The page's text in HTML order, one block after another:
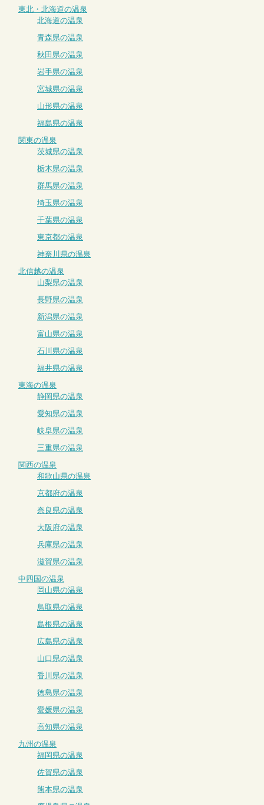
東北・北海道の温泉
北海道の温泉
青森県の温泉
秋田県の温泉
岩手県の温泉
宮城県の温泉
山形県の温泉
福島県の温泉
関東の温泉
茨城県の温泉
栃木県の温泉
群馬県の温泉
埼玉県の温泉
千葉県の温泉
東京都の温泉
神奈川県の温泉
北信越の温泉
山梨県の温泉
長野県の温泉
新潟県の温泉
富山県の温泉
石川県の温泉
福井県の温泉
東海の温泉
静岡県の温泉
愛知県の温泉
岐阜県の温泉
三重県の温泉
関西の温泉
和歌山県の温泉
京都府の温泉
奈良県の温泉
大阪府の温泉
兵庫県の温泉
滋賀県の温泉
中四国の温泉
岡山県の温泉
鳥取県の温泉
島根県の温泉
広島県の温泉
山口県の温泉
香川県の温泉
徳島県の温泉
愛媛県の温泉
高知県の温泉
九州の温泉
福岡県の温泉
佐賀県の温泉
熊本県の温泉